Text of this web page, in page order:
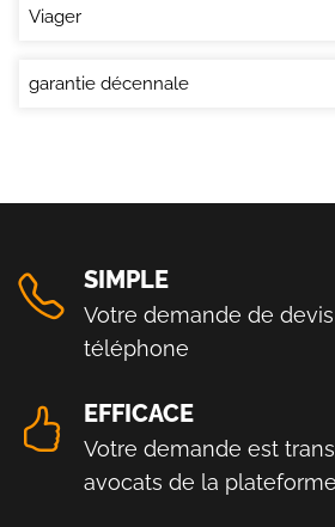
Viager
garantie décennale
SIMPLE
Votre demande de
téléphone
EFFICACE
Votre demande est
avocats de la plateforme